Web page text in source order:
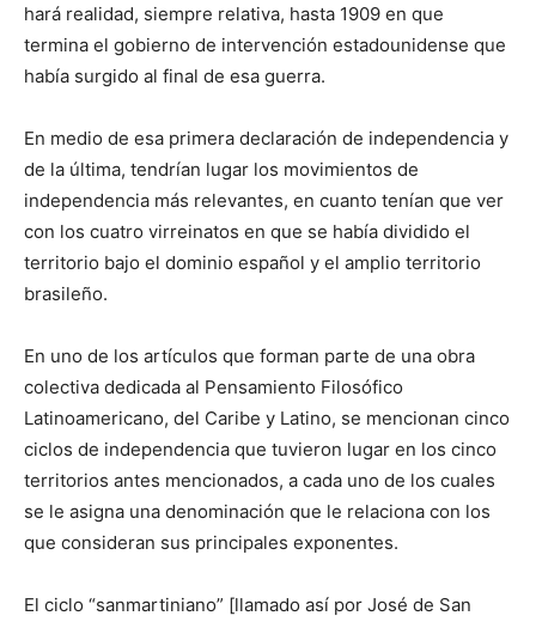
hará realidad, siempre relativa, hasta 1909 en que
termina el gobierno de intervención estadounidense que
había surgido al final de esa guerra.
En medio de esa primera declaración de independencia y
de la última, tendrían lugar los movimientos de
independencia más relevantes, en cuanto tenían que ver
con los cuatro virreinatos en que se había dividido el
territorio bajo el dominio español y el amplio territorio
brasileño.
En uno de los artículos que forman parte de una obra
colectiva dedicada al Pensamiento Filosófico
Latinoamericano, del Caribe y Latino, se mencionan cinco
ciclos de independencia que tuvieron lugar en los cinco
territorios antes mencionados, a cada uno de los cuales
se le asigna una denominación que le relaciona con los
que consideran sus principales exponentes.
El ciclo “sanmartiniano” [llamado así por José de San